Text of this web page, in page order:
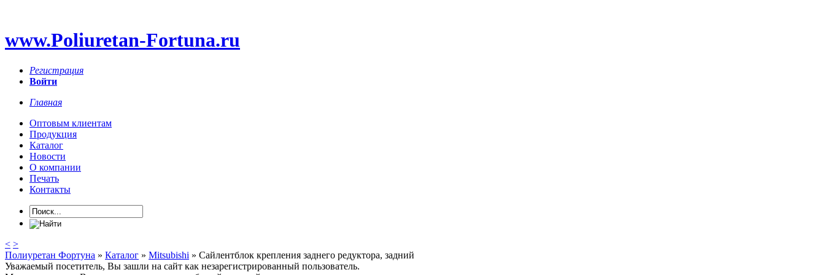
www.Poliuretan-Fortuna.ru
Регистрация
Войти
Главная
Оптовым клиентам
Продукция
Каталог
Новости
О компании
Печать
Контакты
< >
Полиуретан Фортуна » Каталог » Mitsubishi » Сайлентблок крепления заднего редуктора, задний
Уважаемый посетитель, Вы зашли на сайт как незарегистрированный пользователь.